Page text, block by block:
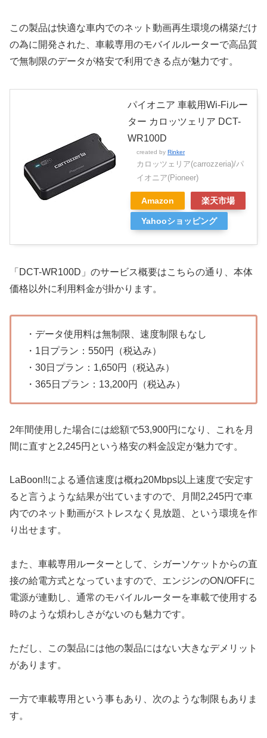
この製品は快適な車内でのネット動画再生環境の構築だけ
の為に開発された、車載専用のモバイルルーターで高品質
で無制限のデータが格安で利用できる点が魅力です。
パイオニア 車載用Wi-Fiルー
ター カロッツェリア DCT-
WR100D
created by Rinker
カロッツェリア(carrozzeria)/パ
イオニア(Pioneer)
Amazon 楽天市場
Yahooショッピング
「DCT-WR100D」のサービス概要はこちらの通り、本体
価格以外に利用料金が掛かります。
・データ使用料は無制限、速度制限もなし
・1日プラン：550円（税込み）
・30日プラン：1,650円（税込み）
・365日プラン：13,200円（税込み）
2年間使用した場合には総額で53,900円になり、これを月
間に直すと2,245円という格安の料金設定が魅力です。
LaBoon!!による通信速度は概ね20Mbps以上速度で安定す
ると言うような結果が出ていますので、月間2,245円で車
内でのネット動画がストレスなく見放題、という環境を作
り出せます。
また、車載専用ルーターとして、シガーソケットからの直
接の給電方式となっていますので、エンジンのON/OFFに
電源が連動し、通常のモバイルルーターを車載で使用する
時のような煩わしさがないのも魅力です。
ただし、この製品には他の製品にはない大きなデメリット
があります。
一方で車載専用という事もあり、次のような制限もありま
す。